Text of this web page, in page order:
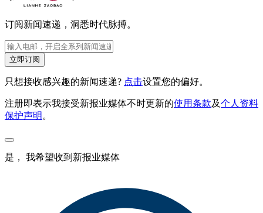
订阅新闻速递，洞悉时代脉搏。
立即订阅
只想接收感兴趣的新闻速递? 点击设置您的偏好。
注册即表示我接受新报业媒体不时更新的使用条款及个人资料
保护声明。
是， 我希望收到新报业媒体